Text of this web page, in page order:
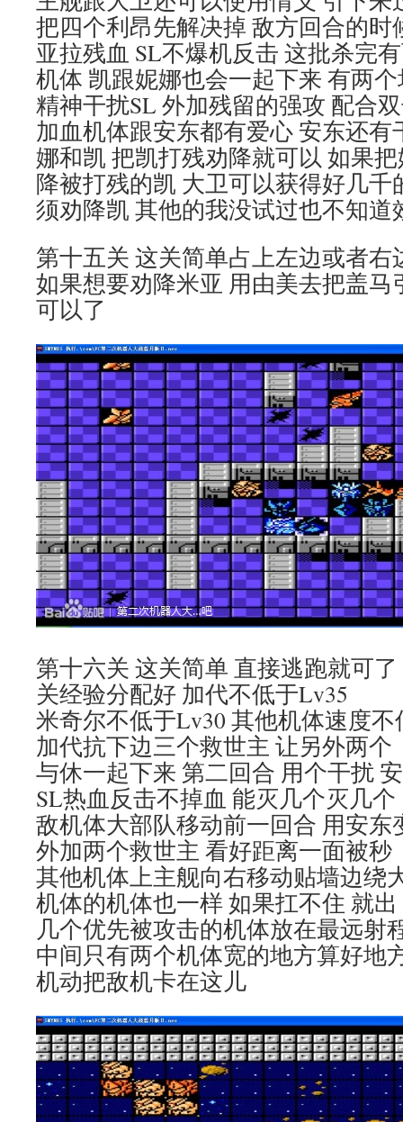
把四个利昂先解决掉 敌方回合的
亚拉残血 SL不爆机反击 这批杀完
机体 凯跟妮娜也会一起下来 有两
精神干扰SL 外加残留的强攻 配合
加血机体跟安东都有爱心 安东还有
娜和凯 把凯打残劝降就可以 如果
降被打残的凯 大卫可以获得好几
须劝降凯 其他的我没试过也不知道
第十五关 这关简单占上左边或者右
如果想要劝降米亚 用由美去把盖
可以了
第十六关 这关简单 直接逃跑就可
关经验分配好 加代不低于Lv35
米奇尔不低于Lv30 其他机体速度不
加代抗下边三个救世主 让另外两个
与休一起下来 第二回合 用个干扰
SL热血反击不掉血 能灭几个灭几个
敌机体大部队移动前一回合 用安
外加两个救世主 看好距离一面被秒
其他机体上主舰向右移动贴墙边绕
机体的机体也一样 如果扛不住 就出
几个优先被攻击的机体放在最远射
中间只有两个机体宽的地方算好地
机动把敌机卡在这儿